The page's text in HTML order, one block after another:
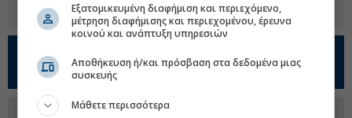
Euro2day.gr
Google
Discover!
Ακολουθήστε τη σελίδα του
Εξατομικευμένη διαφήμιση και περιεχόμενο,
μέτρηση διαφήμισης και περιεχομένου, έρευνα
κοινού και ανάπτυξη υπηρεσιών
Αποθήκευση ή/και πρόσβαση στα δεδομένα μιας
συσκευής
Μάθετε περισσότερα